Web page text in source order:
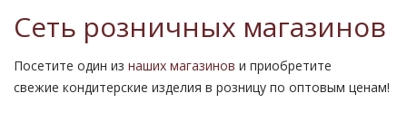
Сеть розничных магазинов
Посетите один из наших магазинов и приобретите
свежие кондитерские изделия в розницу по оптовым ценам!